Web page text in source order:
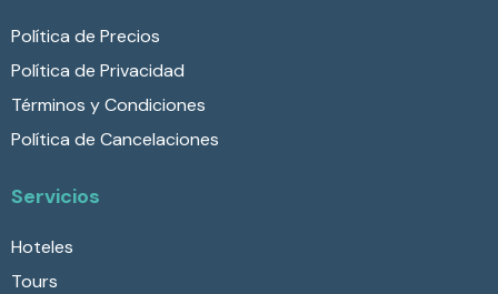
Política de Precios
Política de Privacidad
Términos y Condiciones
Política de Cancelaciones
Servicios
Hoteles
Tours